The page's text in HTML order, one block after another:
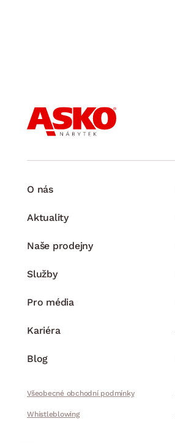
O nás
Aktuality
Naše prodejny
Služby
Pro média
Kariéra
Blog
Všeobecné obchodní podmínky
Whistleblowing